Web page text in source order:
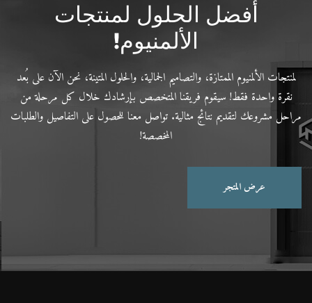
أفضل الحلول لمنتجات
الألمنيوم!
لمنتجات الألمنيوم الممتازة، والتصاميم الجمالية، والحلول المتينة، نحن الآن على بُعد
نقرة واحدة فقط! سيقوم فريقنا المتخصص بإرشادك خلال كل مرحلة من
مراحل مشروعك لتقديم نتائج مثالية. تواصل معنا للحصول على التفاصيل والطلبات
المخصصة!
عرض المتجر